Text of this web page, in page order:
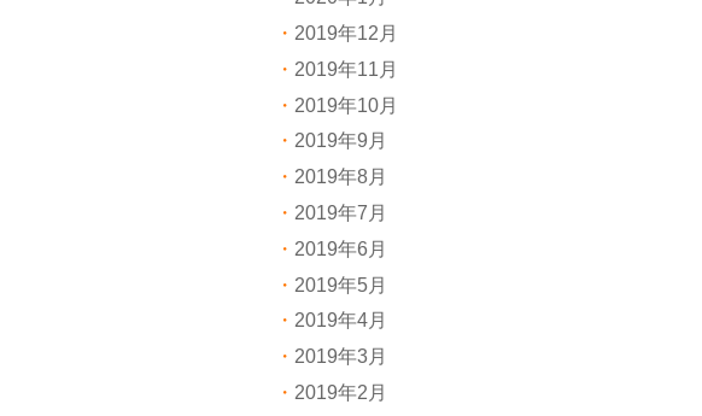
2019年12月
2019年11月
2019年10月
2019年9月
2019年8月
2019年7月
2019年6月
2019年5月
2019年4月
2019年3月
2019年2月